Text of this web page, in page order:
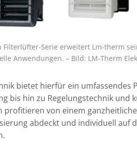
Serie erweitert Lm-therm
Anwendungen.– Bild: LM-Therm
bietet hierfür ein umfassendes
bis hin zu Regelungstechnik und
profitieren von einem
abdeckt und individuell auf